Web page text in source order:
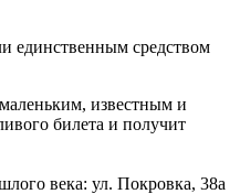
единственным средством
известным и
билета и получит
века: ул. Покровка, 38а